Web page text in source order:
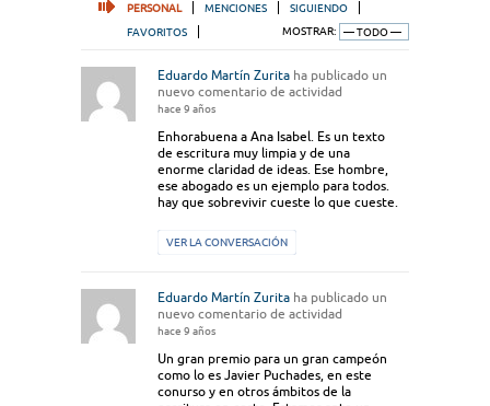
PERSONAL MENCIONES
SIGUIENDO
FAVORITOS
MOSTRAR:
Eduardo Martín Zurita ha publicado un
nuevo comentario de actividad
hace 9 años
Enhorabuena a Ana Isabel. Es un texto
de escritura muy limpia y de una
enorme claridad de ideas. Ese hombre,
ese abogado es un ejemplo para todos.
hay que sobrevivir cueste lo que cueste.
VER LA CONVERSACIÓN
Eduardo Martín Zurita ha publicado un
nuevo comentario de actividad
hace 9 años
Un gran premio para un gran campeón
como lo es Javier Puchades, en este
conurso y en otros ámbitos de la